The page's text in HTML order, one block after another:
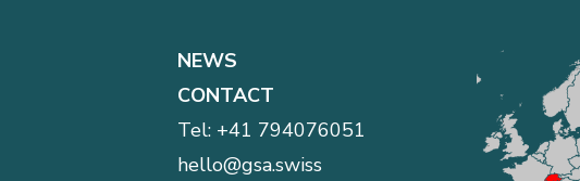
NEWS
CONTACT
Tel: +41 794076051
hello@gsa.swiss